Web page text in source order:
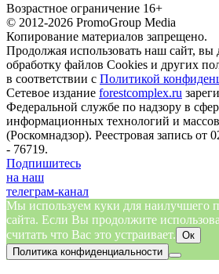
Возрастное ограничение 16+
© 2012-2026 PromoGroup Media
Копирование материалов запрещено.
Продолжая использовать наш сайт, вы
обработку файлов Cookies и других
в соответствии с Политикой
Сетевое издание forestcomplex.ru
Федеральной службе по надзору в
информационных технологий и
(Роскомнадзор). Реестровая запись
- 76719.
Подпишитесь
на наш
телеграм-канал
Мы используем куки для наилучшего
сайта. Если Вы продолжите
считать что Вас это устраивает. Ок
Политика конфиденциальности